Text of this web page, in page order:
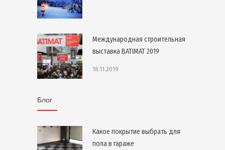
Международная строительная
выставка BATIMAT 2019
18.11.2019
Блог
Какое покрытие выбрать для
пола в гараже